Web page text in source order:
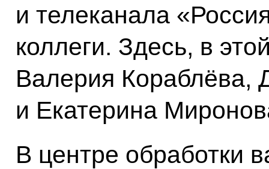
и телеканала
коллеги. Здесь, в
Валерия Кораблёва,
и Екатерина
В центре обработки